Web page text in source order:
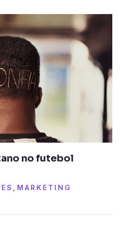
no futebol
MARKETING